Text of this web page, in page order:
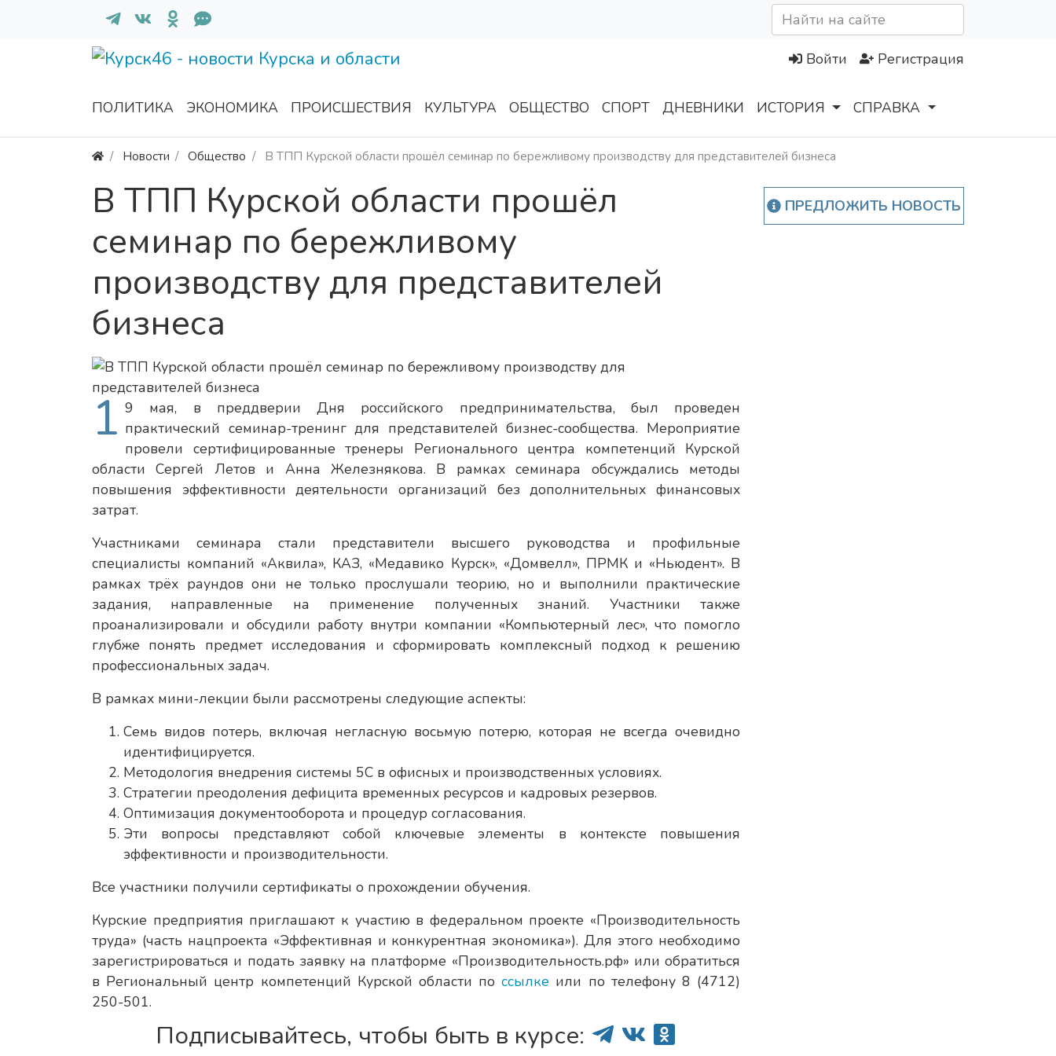
Войти Регистрация
ПОЛИТИКА ЭКОНОМИКА ПРОИСШЕСТВИЯ КУЛЬТУРА ОБЩЕСТВО СПОРТ ДНЕВНИКИ ИСТОРИЯ СПРАВКА
Новости Общество В ТПП Курской области прошёл семинар по бережливому производству для представителей бизнеса
В ТПП Курской области прошёл
семинар по бережливому
производству для представителей
бизнеса
1 9 мая, в преддверии Дня российского предпринимательства, был проведен
практический семинар-тренинг для представителей бизнес-сообщества. Мероприятие
провели сертифицированные тренеры Регионального центра компетенций Курской
области Сергей Летов и Анна Железнякова. В рамках семинара обсуждались методы
повышения эффективности деятельности организаций без дополнительных финансовых
затрат.
Участниками семинара стали представители высшего руководства и профильные
специалисты компаний «Аквила», КАЗ, «Медавико Курск», «Домвелл», ПРМК и «Ньюдент». В
рамках трёх раундов они не только прослушали теорию, но и выполнили практические
задания, направленные на применение полученных знаний. Участники также
проанализировали и обсудили работу внутри компании «Компьютерный лес», что помогло
глубже понять предмет исследования и сформировать комплексный подход к решению
профессиональных задач.
В рамках мини-лекции были рассмотрены следующие аспекты:
Семь видов потерь, включая негласную восьмую потерю, которая не всегда очевидно
идентифицируется.
Методология внедрения системы 5С в офисных и производственных условиях.
Стратегии преодоления дефицита временных ресурсов и кадровых резервов.
Оптимизация документооборота и процедур согласования.
Эти вопросы представляют собой ключевые элементы в контексте повышения
эффективности и производительности.
Все участники получили сертификаты о прохождении обучения.
Курские предприятия приглашают к участию в федеральном проекте «Производительность
труда» (часть нацпроекта «Эффективная и конкурентная экономика»). Для этого необходимо
зарегистрироваться и подать заявку на платформе «Производительность.рф» или обратиться
в Региональный центр компетенций Курской области поссылке или по телефону 8 (4712)
250-501.
Подписывайтесь, чтобы быть в курсе:
ПРЕДЛОЖИТЬ НОВОСТЬ